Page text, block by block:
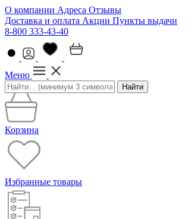
О компании Адреса Отзывы
Доставка и оплата Акции Пункты выдачи
8-800 333-43-40
Меню
Найти
Корзина
Избранные товары